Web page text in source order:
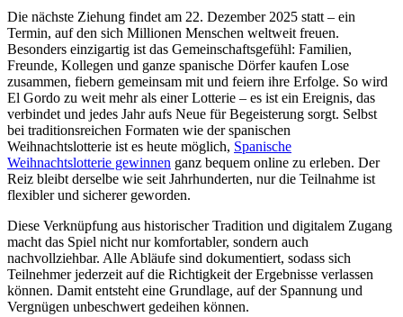
Die nächste Ziehung findet am 22. Dezember 2025 statt – ein
Termin, auf den sich Millionen Menschen weltweit freuen.
Besonders einzigartig ist das Gemeinschaftsgefühl: Familien,
Freunde, Kollegen und ganze spanische Dörfer kaufen Lose
zusammen, fiebern gemeinsam mit und feiern ihre Erfolge. So wird
El Gordo zu weit mehr als einer Lotterie – es ist ein Ereignis, das
verbindet und jedes Jahr aufs Neue für Begeisterung sorgt. Selbst
bei traditionsreichen Formaten wie der spanischen
Weihnachtslotterie ist es heute möglich, Spanische
Weihnachtslotterie gewinnen ganz bequem online zu erleben. Der
Reiz bleibt derselbe wie seit Jahrhunderten, nur die Teilnahme ist
flexibler und sicherer geworden.
Diese Verknüpfung aus historischer Tradition und digitalem Zugang
macht das Spiel nicht nur komfortabler, sondern auch
nachvollziehbar. Alle Abläufe sind dokumentiert, sodass sich
Teilnehmer jederzeit auf die Richtigkeit der Ergebnisse verlassen
können. Damit entsteht eine Grundlage, auf der Spannung und
Vergnügen unbeschwert gedeihen können.